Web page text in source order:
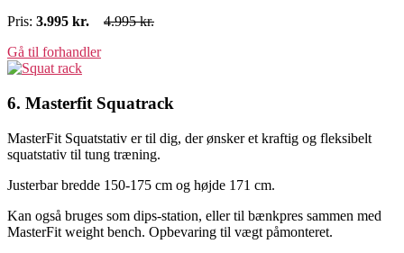
Pris: 3.995 kr.
4.995 kr.
Gå til forhandler
6. Masterfit Squatrack
MasterFit Squatstativ er til dig, der ønsker et kraftig og fleksibelt
squatstativ til tung træning.
Justerbar bredde 150-175 cm og højde 171 cm.
Kan også bruges som dips-station, eller til bænkpres sammen med
MasterFit weight bench. Opbevaring til vægt påmonteret.